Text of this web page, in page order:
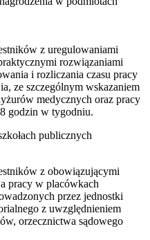
z uregulowaniami
rozwiązaniami
i rozliczania czasu pracy
ze szczególnym wskazaniem
medycznych oraz pracy
godzin w tygodniu.
publicznych
z obowiązującymi
pracy w placówkach
przez jednostki
z uwzględnieniem
orzecznictwa sądowego